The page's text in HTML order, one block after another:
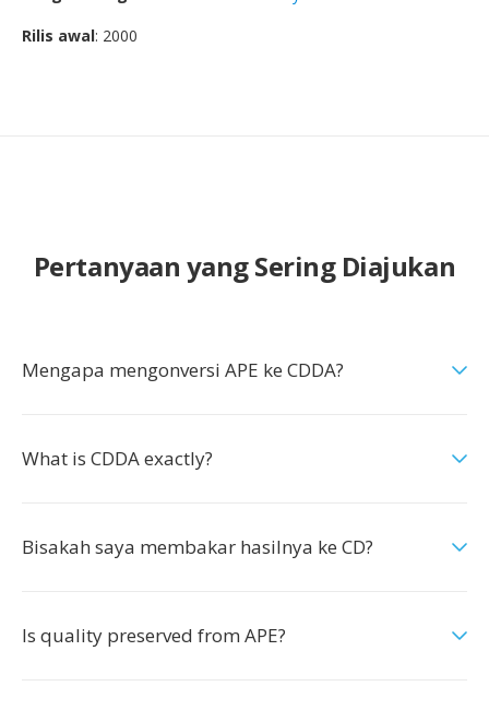
Rilis awal: 2000
Pertanyaan yang Sering Diajukan
Mengapa mengonversi APE ke CDDA?
What is CDDA exactly?
Bisakah saya membakar hasilnya ke CD?
Is quality preserved from APE?